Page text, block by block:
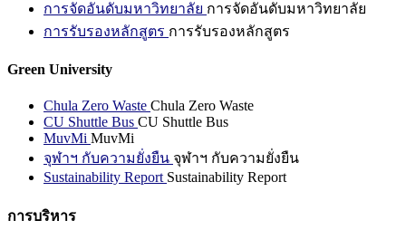
การจัดอันดับมหาวิทยาลัย การจัดอันดับมหาวิทยาลัย
การรับรองหลักสูตร การรับรองหลักสูตร
Green University
Chula Zero Waste Chula Zero Waste
CU Shuttle Bus CU Shuttle Bus
MuvMi MuvMi
จุฬาฯ กับความยั่งยืน จุฬาฯ กับความยั่งยืน
Sustainability Report Sustainability Report
การบริหาร